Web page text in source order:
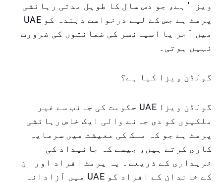
ویزا' ہے، جو دس سال کا طویل مدتی رہائشی
پرمٹ ہے جس کے لیے درخواست دہندہ کو UAE
میں آجر یا اسپانسر کی ضمانتوں کی ضرورت
نہیں ہوتی۔
گولڈن ویزا کیا ہے؟
گولڈن ویزا UAE حکومت کی جانب سے غیر
ملکیوں کو دی جانے والی ایک خاص رہائشی
پرمٹ ہے جو کہ ملک کی معیشت میں سرمایہ
کاری کرتے ہیں، جیسے کہ جائیداد کی
خریداری کے ذریعے۔ یہ پرمٹ افراد اور ان
کے خاندان کے افراد کو UAE میں آزادانہ